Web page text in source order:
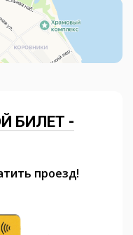
БИЛЕТ -
проезд!